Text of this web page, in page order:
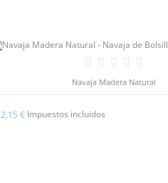
Navaja Madera Natural
€ Impuestos incluidos